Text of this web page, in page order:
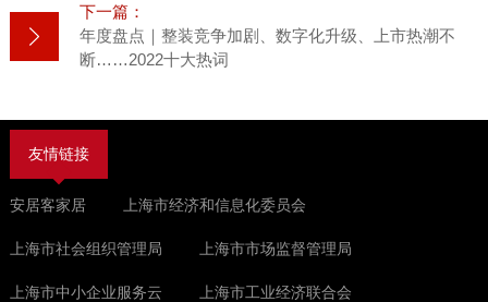
下一篇：
年度盘点｜整装竞争加剧、数字化升级、上市热潮不
断……2022十大热词
友情链接
安居客家居 上海市经济和信息化委员会
上海市社会组织管理局 上海市市场监督管理局
上海市中小企业服务云 上海市工业经济联合会